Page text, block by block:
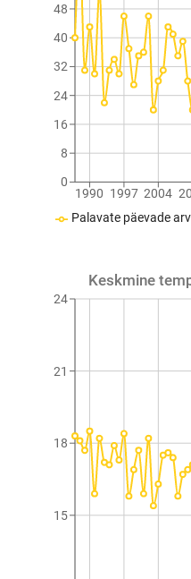
1990 1997 2004
0
8
16
24
32
40
48
Palavate päevade
Keskmine
15
18
21
24